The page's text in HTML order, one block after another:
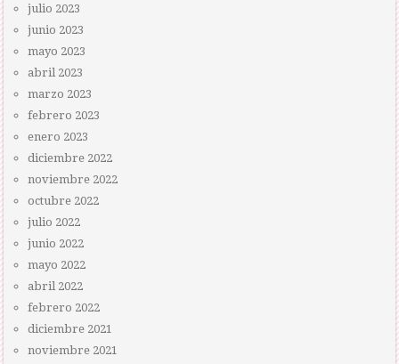
julio 2023
junio 2023
mayo 2023
abril 2023
marzo 2023
febrero 2023
enero 2023
diciembre 2022
noviembre 2022
octubre 2022
julio 2022
junio 2022
mayo 2022
abril 2022
febrero 2022
diciembre 2021
noviembre 2021